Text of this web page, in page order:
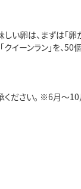
い卵は、まずは「
ーンラン」を、50
さい。 ※6月～10